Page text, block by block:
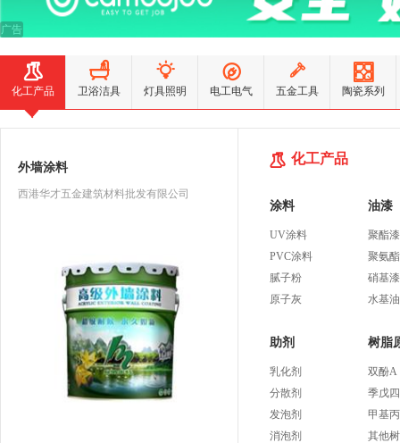
广告
化工产品 卫浴洁具 灯具照明 电工电气 五金工具 陶瓷系列
外墙涂料
西港华才五金建筑材料批发有限公司
化工产品
涂料
UV涂料
PVC涂料
腻子粉
原子灰
油漆
聚酯漆
聚氨
硝基漆
水基
助剂
乳化剂
分散剂
发泡剂
消泡剂
树脂
双酚A
季戊
甲基
其他